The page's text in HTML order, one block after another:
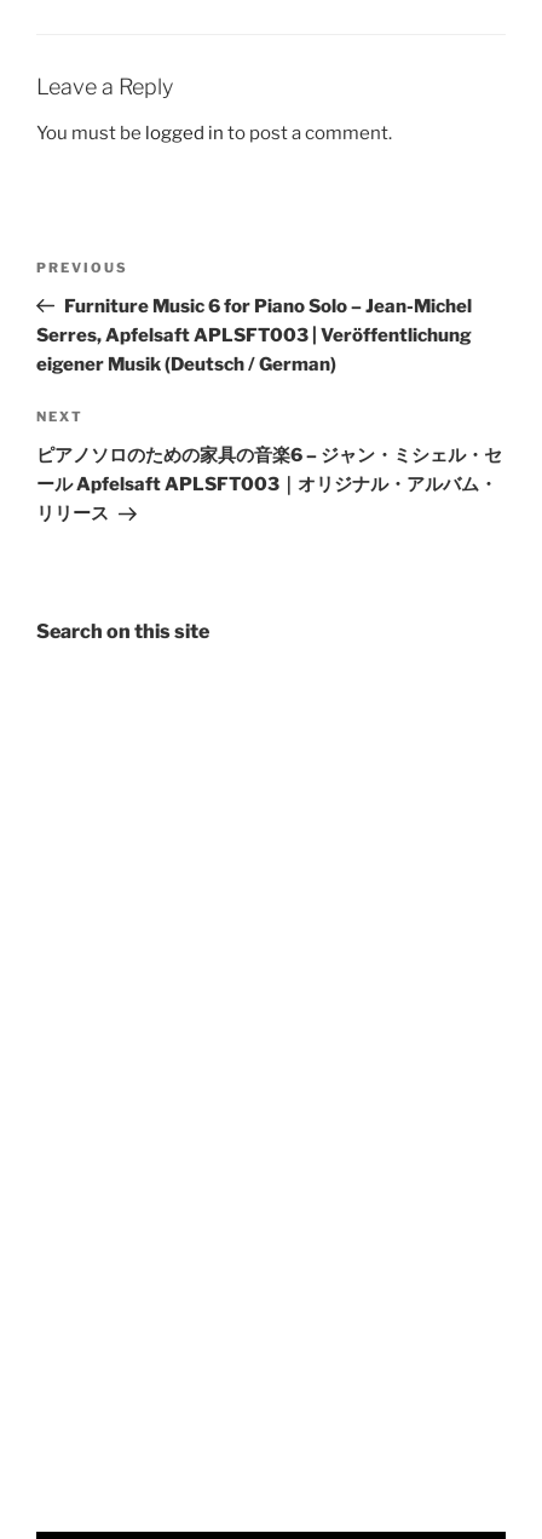
Leave a Reply
You must be logged in to post a comment.
Previous
Post
PREVIOUS
Furniture Music 6 for Piano Solo – Jean-Michel
Serres, Apfelsaft APLSFT003 | Veröffentlichung
eigener Musik (Deutsch / German)
Next
Post
NEXT
ピアノソロのための家具の音楽6 – ジャン・ミシェル・セ
ール Apfelsaft APLSFT003｜オリジナル・アルバム・
リリース
Search on this site